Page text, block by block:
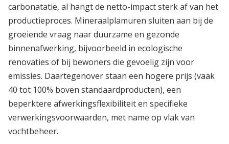
carbonatatie, al hangt de netto-impact sterk af van het
productieproces. Mineraalplamuren sluiten aan bij de
groeiende vraag naar duurzame en gezonde
binnenafwerking, bijvoorbeeld in ecologische
renovaties of bij bewoners die gevoelig zijn voor
emissies. Daartegenover staan een hogere prijs (vaak
40 tot 100% boven standaardproducten), een
beperktere afwerkingsflexibiliteit en specifieke
verwerkingsvoorwaarden, met name op vlak van
vochtbeheer.